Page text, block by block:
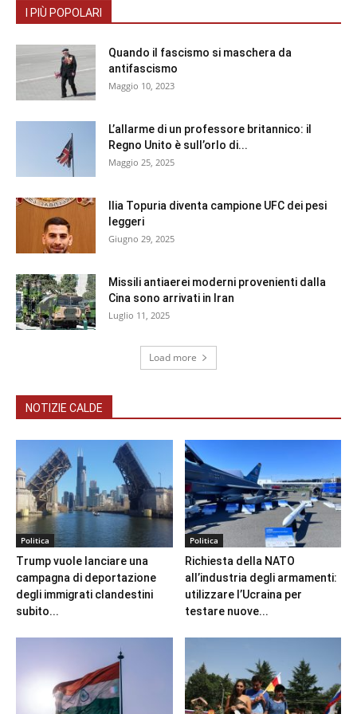
I PIÙ POPOLARI
Quando il fascismo si maschera da
antifascismo
Maggio 10, 2023
L’allarme di un professore britannico: il
Regno Unito è sull’orlo di...
Maggio 25, 2025
Ilia Topuria diventa campione UFC dei pesi
leggeri
Giugno 29, 2025
Missili antiaerei moderni provenienti dalla
Cina sono arrivati in Iran
Luglio 11, 2025
Load more
NOTIZIE CALDE
Politica
Trump vuole lanciare una
campagna di deportazione
degli immigrati clandestini
subito...
Politica
Richiesta della NATO
all’industria degli armamenti:
utilizzare l’Ucraina per
testare nuove...